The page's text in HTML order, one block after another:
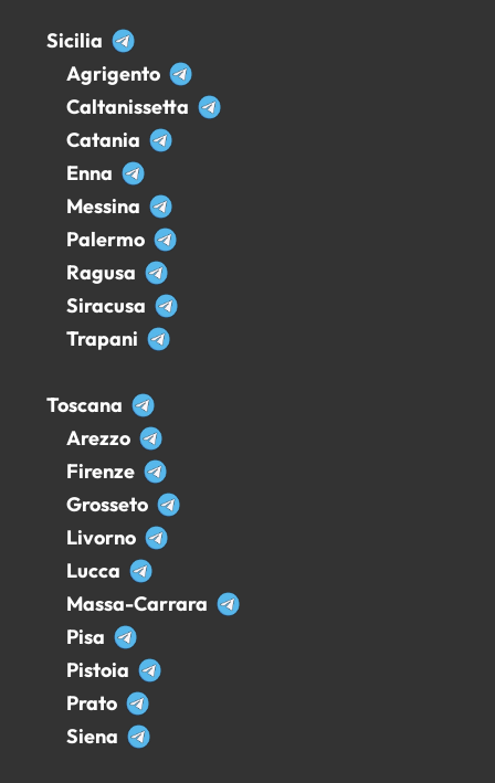
Sicilia
Agrigento
Caltanissetta
Catania
Enna
Messina
Palermo
Ragusa
Siracusa
Trapani
Toscana
Arezzo
Firenze
Grosseto
Livorno
Lucca
Massa-Carrara
Pisa
Pistoia
Prato
Siena